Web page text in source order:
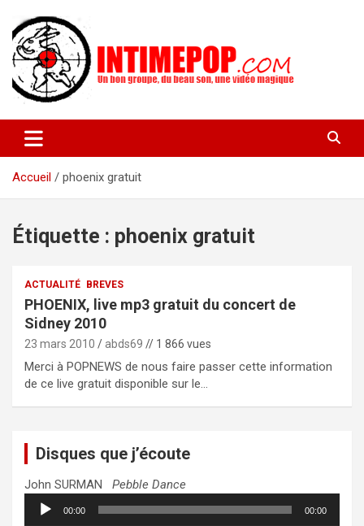
contenu
intimepop.com
actuelles pop rock, post-rock, indé sur Lyon. rock pop concert
lyon
Accueil
phoenix gratuit
Étiquette : phoenix gratuit
ACTUALITÉ BREVES
PHOENIX, live mp3 gratuit du concert de
Sidney 2010
23 mars 2010 abds69 // 1 866 vues
Merci à POPNEWS de nous faire passer cette information
de ce live gratuit disponible sur le…
Disques que j’écoute
John SURMAN Pebble Dance
Lecteur
audio
00:00 00:00